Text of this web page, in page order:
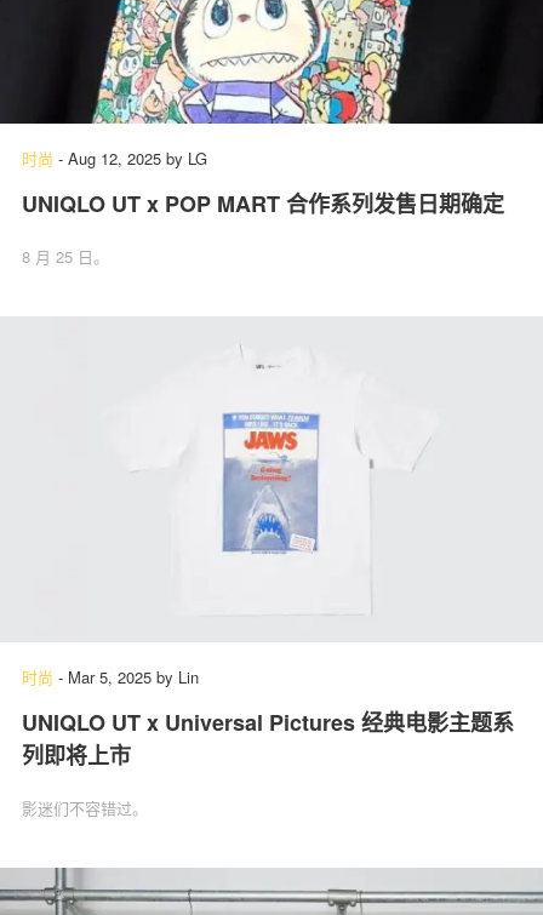
时尚 - Aug 12, 2025 by LG
UNIQLO UT x POP MART 合作系列发售日期确定
8 月 25 日。
时尚 - Mar 5, 2025 by Lin
UNIQLO UT x Universal Pictures 经典电影主题系
列即将上市
影迷们不容错过。